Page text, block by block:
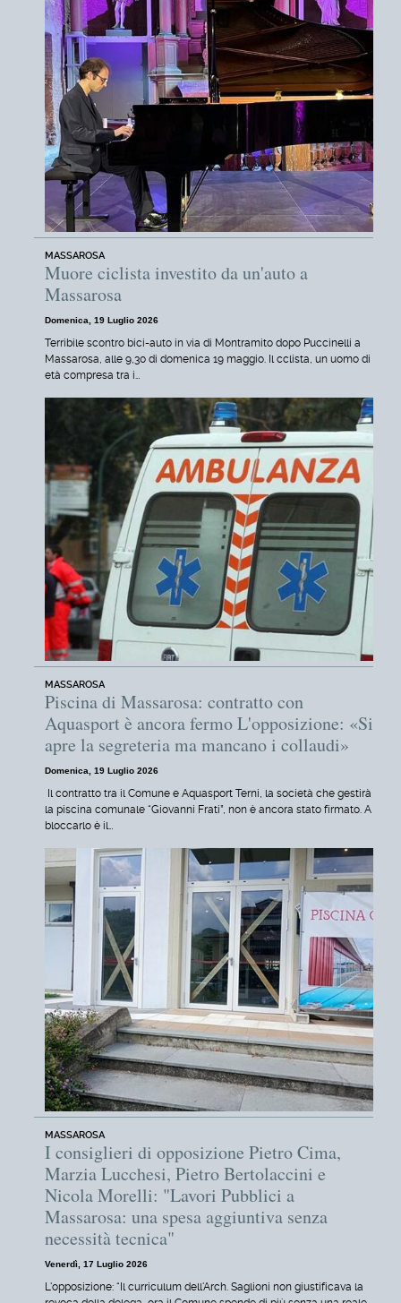
MASSAROSA
Muore ciclista investito da un'auto a
Massarosa
Domenica, 19 Luglio 2026
Terribile scontro bici-auto in via di Montramito dopo Puccinelli a
Massarosa, alle 9,30 di domenica 19 maggio. Il cclista, un uomo di
età compresa tra i…
MASSAROSA
Piscina di Massarosa: contratto con
Aquasport è ancora fermo L'opposizione: «Si
apre la segreteria ma mancano i collaudi»
Domenica, 19 Luglio 2026
Il contratto tra il Comune e Aquasport Terni, la società che gestirà
la piscina comunale “Giovanni Frati”, non è ancora stato firmato. A
bloccarlo è il…
MASSAROSA
I consiglieri di opposizione Pietro Cima,
Marzia Lucchesi, Pietro Bertolaccini e
Nicola Morelli: "Lavori Pubblici a
Massarosa: una spesa aggiuntiva senza
necessità tecnica"
Venerdì, 17 Luglio 2026
L'opposizione: “Il curriculum dell'Arch. Saglioni non giustificava la